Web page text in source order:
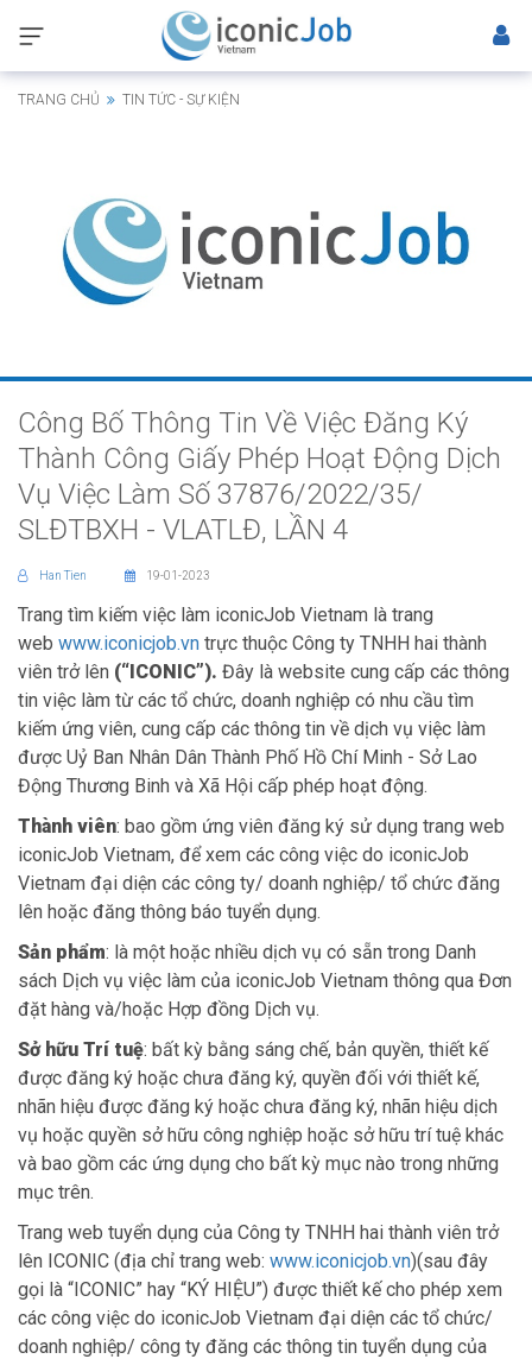
TRANG CHỦ TIN TỨC - SỰ KIỆN
Công Bố Thông Tin Về Việc Đăng Ký
Thành Công Giấy Phép Hoạt Động Dịch
Vụ Việc Làm Số 37876/2022/35/
SLĐTBXH - VLATLĐ, LẦN 4
Han Tien 19-01-2023
Trang tìm kiếm việc làm iconicJob Vietnam là trang
web www.iconicjob.vn trực thuộc Công ty TNHH hai thành
viên trở lên (“ICONIC”). Đây là website cung cấp các thông
tin việc làm từ các tổ chức, doanh nghiệp có nhu cầu tìm
kiếm ứng viên, cung cấp các thông tin về dịch vụ việc làm
được Uỷ Ban Nhân Dân Thành Phố Hồ Chí Minh - Sở Lao
Động Thương Binh và Xã Hội cấp phép hoạt động.
Thành viên: bao gồm ứng viên đăng ký sử dụng trang web
iconicJob Vietnam, để xem các công việc do iconicJob
Vietnam đại diện các công ty/ doanh nghiệp/ tổ chức đăng
lên hoặc đăng thông báo tuyển dụng.
Sản phẩm: là một hoặc nhiều dịch vụ có sẵn trong Danh
sách Dịch vụ việc làm của iconicJob Vietnam thông qua Đơn
đặt hàng và/hoặc Hợp đồng Dịch vụ.
Sở hữu Trí tuệ: bất kỳ bằng sáng chế, bản quyền, thiết kế
được đăng ký hoặc chưa đăng ký, quyền đối với thiết kế,
nhãn hiệu được đăng ký hoặc chưa đăng ký, nhãn hiệu dịch
vụ hoặc quyền sở hữu công nghiệp hoặc sở hữu trí tuệ khác
và bao gồm các ứng dụng cho bất kỳ mục nào trong những
mục trên.
Trang web tuyển dụng của Công ty TNHH hai thành viên trở
lên ICONIC (địa chỉ trang web: www.iconicjob.vn)(sau đây
gọi là “ICONIC” hay “KÝ HIỆU”) được thiết kế cho phép xem
các công việc do iconicJob Vietnam đại diện các tổ chức/
doanh nghiệp/ công ty đăng các thông tin tuyển dụng của